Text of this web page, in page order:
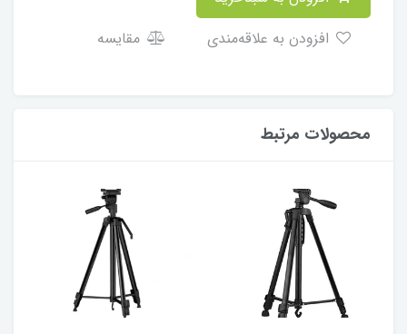
مقایسه
محصولات مرتبط